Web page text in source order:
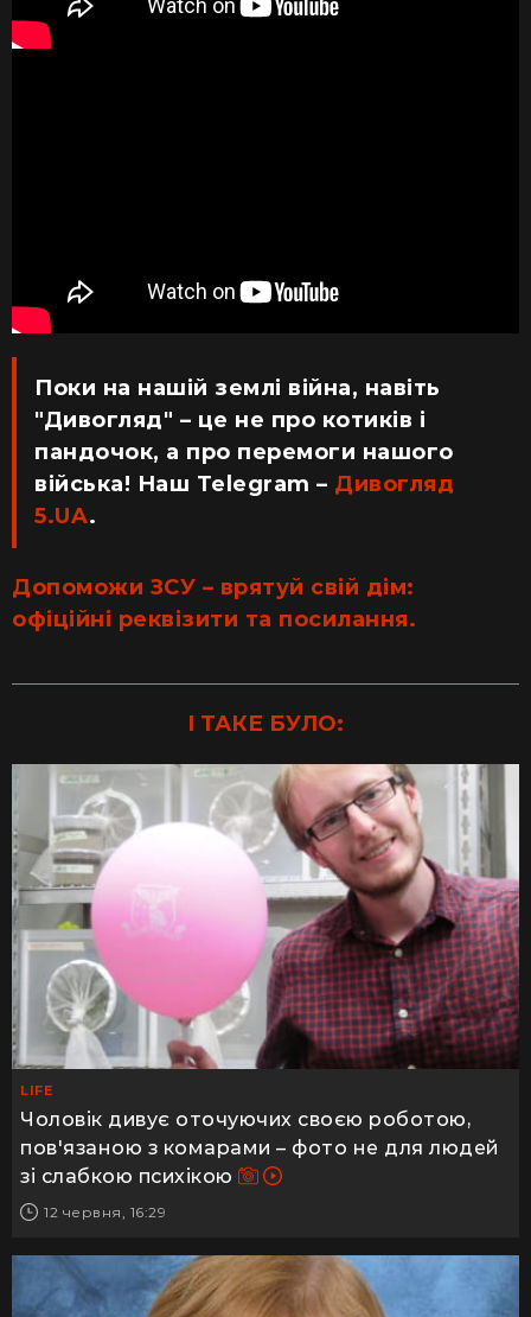
Поки на нашій землі війна, навіть
"Дивогляд" – це не про котиків і
пандочок, а про перемоги нашого
війська! Наш Telegram – Дивогляд
5.UA.
Допоможи ЗСУ – врятуй свій дім:
офіційні реквізити та посилання.
І ТАКЕ БУЛО:
LIFE
Чоловік дивує оточуючих своєю роботою,
пов'язаною з комарами – фото не для людей
зі слабкою психікою
12 червня, 16:29